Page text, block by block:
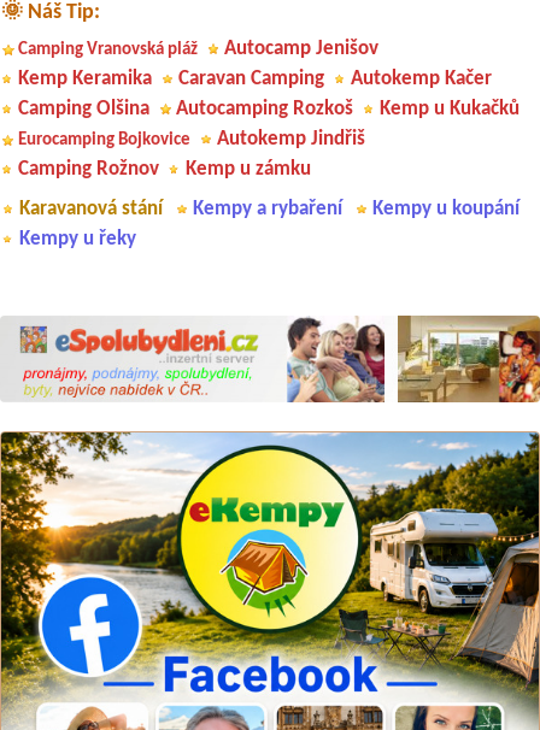
🌞 Náš Tip:
Camping Vranovská pláž
Autocamp Jenišov
Kemp Keramika
Caravan Camping
Autokemp Kačer
Camping Olšina
Autocamping Rozkoš Kemp u Kukačků
Eurocamping Bojkovice
Autokemp Jindřiš
Camping Rožnov
Kemp u zámku
Karavanová stání
Kempy a rybaření
Kempy u koupání
Kempy u řeky